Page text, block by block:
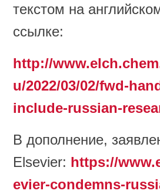
текстом на
ссылке:
http://
u/2022/03/02/fwd-
include-russian-
В дополнение,
Elsevier: https://
evier-condemns-